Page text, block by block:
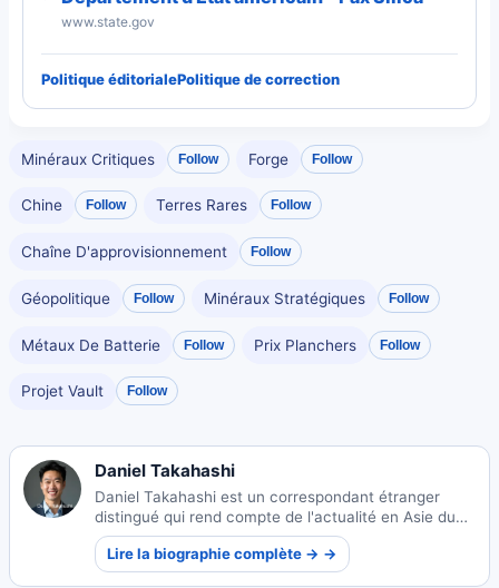
www.state.gov
Politique éditorialePolitique de correction
Minéraux Critiques Follow Forge Follow
Chine Follow Terres Rares Follow
Chaîne D'approvisionnement Follow
Géopolitique Follow Minéraux Stratégiques Follow
Métaux De Batterie Follow Prix Planchers Follow
Projet Vault Follow
Daniel Takahashi
Daniel Takahashi est un correspondant étranger
distingué qui rend compte de l'actualité en Asie du
Sud-Est. Avec des racines profondes au Japon, il
apporte des perspectives culturelles uniques à son
journalisme international.
Lire la biographie complète → →